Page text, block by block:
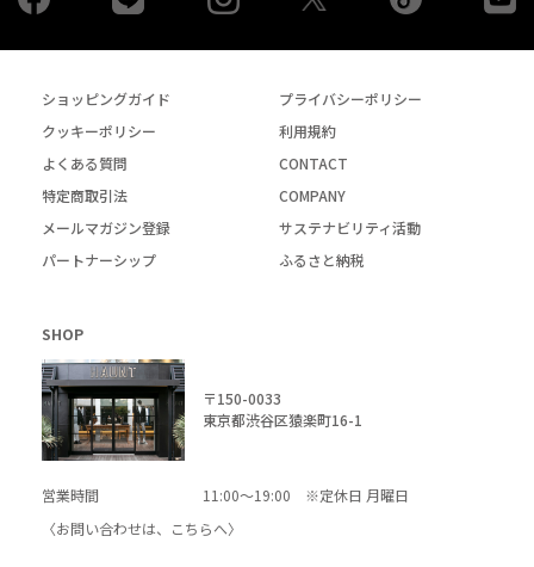
ショッピングガイド
プライバシーポリシー
クッキーポリシー
利用規約
よくある質問
CONTACT
特定商取引法
COMPANY
メールマガジン登録
サステナビリティ活動
パートナーシップ
ふるさと納税
SHOP
〒150-0033
東京都渋谷区猿楽町16-1
営業時間
11:00～19:00 ※定休日 月曜日
〈お問い合わせは、
こちらへ〉